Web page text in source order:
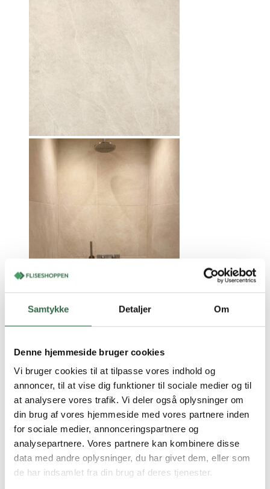
Samtykke Detaljer Om
Denne hjemmeside bruger cookies
Vi bruger cookies til at tilpasse vores indhold og
annoncer, til at vise dig funktioner til sociale medier og til
at analysere vores trafik. Vi deler også oplysninger om
din brug af vores hjemmeside med vores partnere inden
for sociale medier, annonceringspartnere og
analysepartnere. Vores partnere kan kombinere disse
data med andre oplysninger, du har givet dem, eller som
de har indsamlet fra din brug af deres tjenester.
Slate Sand rt. 60×60
1,08 m2 pr. kasse
Vis vareBestil prøve
Nyhed